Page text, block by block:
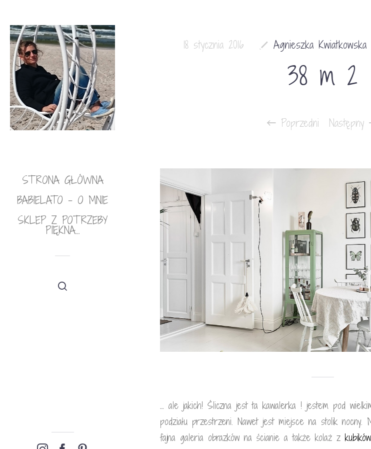
STRONA GŁÓWNA
BABIELATO – O MNIE
SKLEP Z POTRZEBY
PIĘKNA…
18 stycznia 2016 Agnieszka Kwiatkowska
38 m 2
Poprzedni Następny
… ale jakich! Śliczna jest ta kawalerka ! jestem pod
podziału przestrzeni. Nawet jest miejsce na stolik nocny.
fajna galeria obrazków na ścianie a także kolaż z kubików